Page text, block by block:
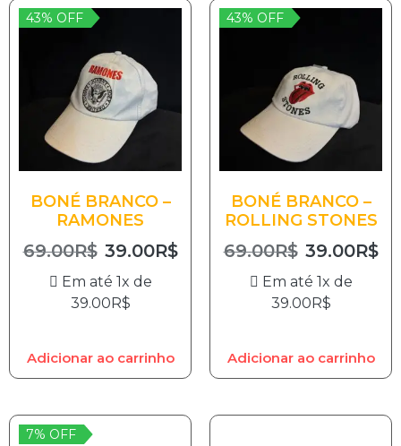
43% OFF
BONÉ BRANCO –
RAMONES
69.00R$ 39.00R$
Em até 1x de
39.00R$
Adicionar ao carrinho
43% OFF
BONÉ BRANCO –
ROLLING STONES
69.00R$ 39.00R$
Em até 1x de
39.00R$
Adicionar ao carrinho
7% OFF